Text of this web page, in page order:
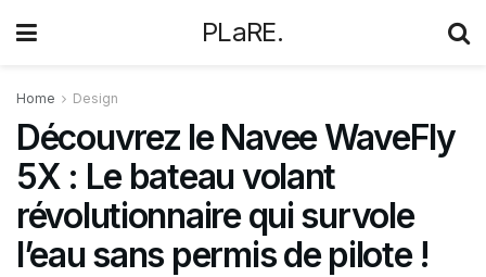
PLaRE.
Home Design
Découvrez le Navee WaveFly
5X : Le bateau volant
révolutionnaire qui survole
l’eau sans permis de pilote !